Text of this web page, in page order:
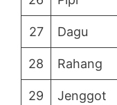
27 Dagu
28 Rahang
29 Jenggot